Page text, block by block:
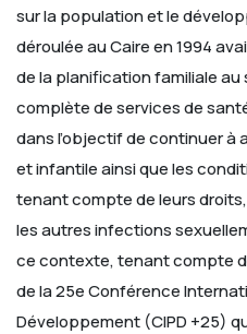
sur la population et le
déroulée au Caire en 1994
de la planification familiale au
complète de services de
dans l’objectif de continuer à
et infantile ainsi que les
tenant compte de leurs
les autres infections
ce contexte, tenant compte
de la 25e Conférence
Développement (CIPD +25)